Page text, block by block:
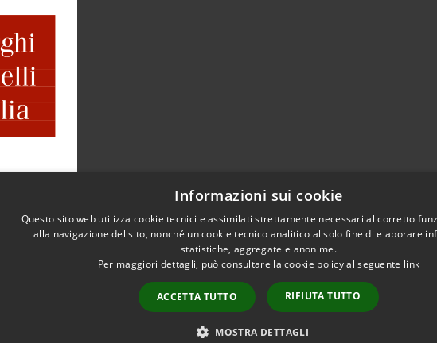
Copyright © 2026 •
Informazioni sui cookie
Questo sito web utilizza cookie tecnici e assimilati strettamente necessari al corretto
alla navigazione del sito, nonché un cookie tecnico analitico al solo fine di elaborare
statistiche, aggregate e anonime.
Per maggiori dettagli, può consultare la cookie policy al seguente link
ACCETTA TUTTO RIFIUTA TUTTO
MOSTRA DETTAGLI